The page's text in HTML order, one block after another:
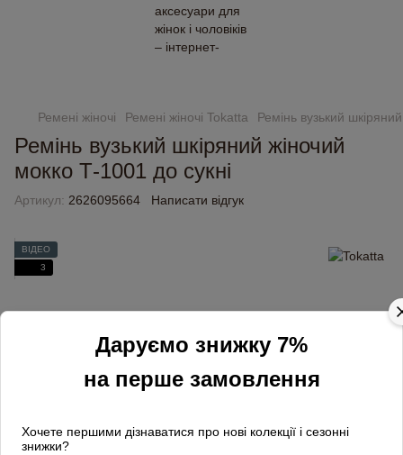
Даруємо знижку 7%
на перше замовлення
Хочете першими дізнаватися про нові колекції і сезонні
знижки?
Ремені жіночі Ремені жіночі Tokatta Ремінь вузький
Ремінь вузький шкіряний жіночий
мокко Т-1001 до сукні
Артикул: 2626095664 Написати відгук
ВІДЕО
3